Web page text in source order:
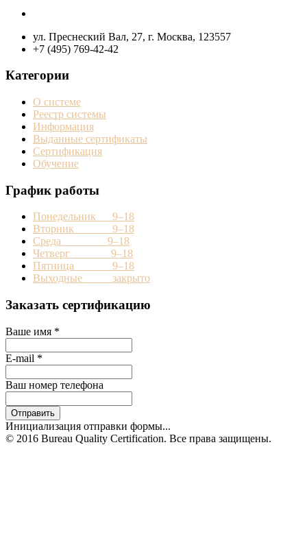
ул. Преснеский Вал, 27, г. Москва, 123557
+7 (495) 769-42-42
Категории
О системе
Реестр системы
Информация
Выданные сертификаты
Сертификация
Обучение
График работы
Понедельник 9–18
Вторник 9–18
Среда 9–18
Четверг 9–18
Пятница 9–18
Выходные закрыто
Заказать сертификацию
Ваше имя *
E-mail *
Ваш номер телефона
Отправить
Инициализация отправки формы...
© 2016 Bureau Quality Certification. Все права защищены.